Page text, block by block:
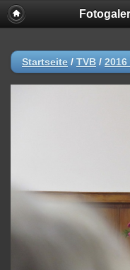
Startseite / TVB / 2016